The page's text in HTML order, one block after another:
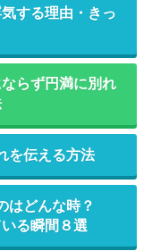
する理由・きっ
らず円満に別れ
を伝える方法
はどんな時？
る瞬間８選